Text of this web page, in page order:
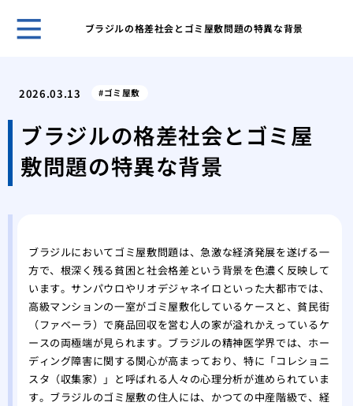
ブラジルの格差社会とゴミ屋敷問題の特異な背景
方
が
ゴ
家
2026.03.13 ゴミ屋敷
ブラジルの格差社会とゴミ屋
敷問題の特異な背景
ブラジルにおいてゴミ屋敷問題は、急激な経済発展を遂げる一
方で、根深く残る貧困と社会格差という背景を色濃く反映して
います。サンパウロやリオデジャネイロといった大都市では、
高級マンションの一室がゴミ屋敷化しているケースと、貧民街
（ファベーラ）で廃品回収を営む人の家が溢れかえっているケ
ースの両極端が見られます。ブラジルの精神医学界では、ホー
ディング障害に関する関心が高まっており、特に「コレショニ
スタ（収集家）」と呼ばれる人々の心理分析が進められていま
す。ブラジルのゴミ屋敷の住人には、かつての中産階級で、経